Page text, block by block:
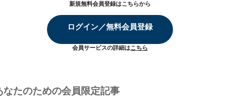
新規無料会員登録はこちらから
ログイン／無料会員登録
会員サービスの詳細はこちら
なたのための会員限定記事